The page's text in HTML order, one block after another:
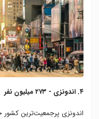
۴. اندونزی - ۲۷۳ میلیون نفر
اندونزی پرجمعیت‌ترین کشور